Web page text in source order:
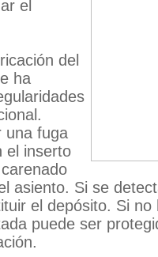
el
del
ha
una fuga
el inserto
asiento. Si se
el depósito. Si no
puede ser